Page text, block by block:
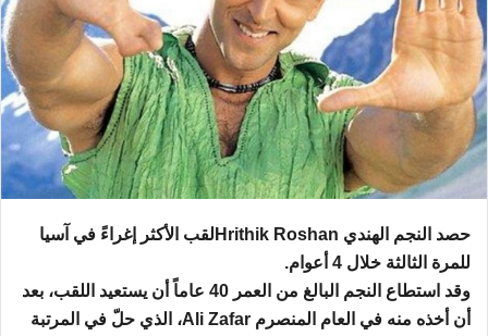
حصد النجم الهندي
لقب الأكثر إغراءً في آسيا
للمرة الثالثة خلال 4 أعوام
.
وقد استطاع النجم البالغ من العمر 40 عاماً أن يستعيد اللقب، بعد
أن أخذه منه في العام المنصرم
، الذي حلّ في المرتبة